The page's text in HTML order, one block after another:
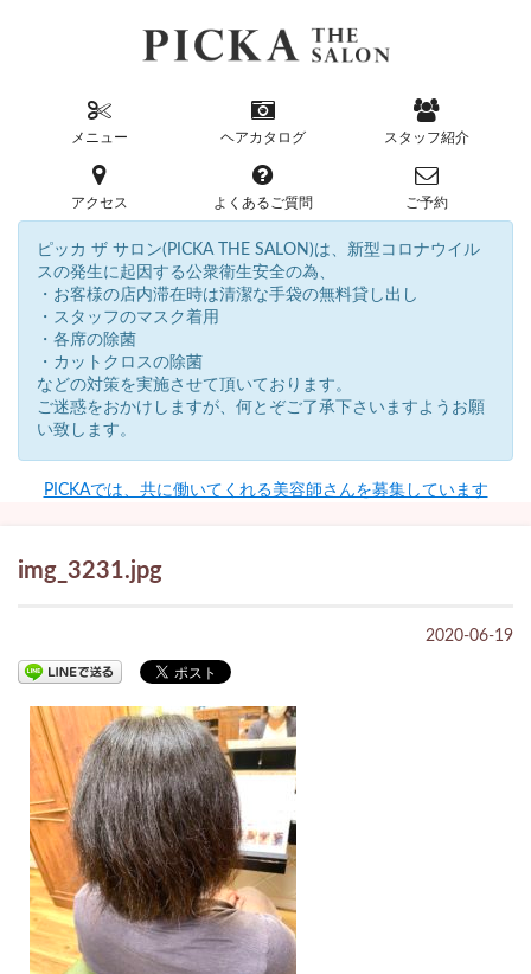
メニュー ヘアカタログ スタッフ紹介
アクセス よくあるご質問 ご予約
ピッカ ザ サロン(PICKA THE SALON)は、新型コロナウイル
スの発生に起因する公衆衛生安全の為、
・お客様の店内滞在時は清潔な手袋の無料貸し出し
・スタッフのマスク着用
・各席の除菌
・カットクロスの除菌
などの対策を実施させて頂いております。
ご迷惑をおかけしますが、何とぞご了承下さいますようお願
い致します。
PICKAでは、共に働いてくれる美容師さんを募集しています
img_3231.jpg
2020-06-19